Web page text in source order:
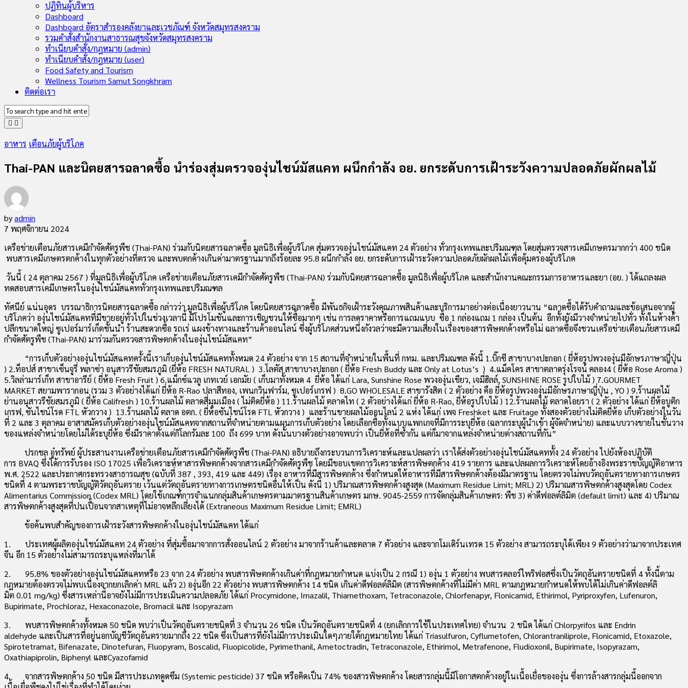
Child
Menu
ปฏิทินผู้บริหาร
Dashboard
Dashboard อัตราสำรองคลังยาและเวชภัณฑ์ จังหวัดสมุทรสงคราม
รวมคำสั่งสำนักงานสาธารณสุขจังหวัดสมุทรสงคราม
ทำเนียบคำสั่ง/กฎหมาย (admin)
ทำเนียบคำสั่ง/กฎหมาย (user)
Food Safety and Tourism
Wellness Tourism Samut Songkhram
ติดต่อเรา
อาหาร เตือนภัยผู้บริโภค
Thai-PAN และนิตยสารฉลาดซื้อ นำร่องสุ่มตรวจองุ่นไชน์มัสแคท ผนึกกำลัง อย. ยกระดับการเฝ้าระวังความปลอดภัยผักผลไม้
byadmin
7 พฤศจิกายน 2024
เครือข่ายเตือนภัยสารเคมีกำจัดศัตรูพืช (Thai-PAN) ร่วมกับนิตยสารฉลาดซื้อ มูลนิธิเพื่อผู้บริโภค สุ่มตรวจองุ่นไชน์มัสแคท 24 ตัวอย่าง ทั่วกรุงเทพและปริมณฑล โดยสุ่มตรวจสารเคมีเกษตรมากกว่า 400 ชนิด
พบสารเคมีเกษตรตกค้างในทุกตัวอย่างที่ตรวจ และพบตกค้างเกินค่ามาตรฐานมากถึงร้อยละ 95.8 ผนึกกำลัง อย. ยกระดับการเฝ้าระวังความปลอดภัยผักผลไม้เพื่อคุ้มครองผู้บริโภค
วันนี้ ( 24 ตุลาคม 2567 ) ที่มูลนิธิเพื่อผู้บริโภค เครือข่ายเตือนภัยสารเคมีกำจัดศัตรูพืช (Thai-PAN) ร่วมกับนิตยสารฉลาดซื้อ มูลนิธิเพื่อผู้บริโภค และสำนักงานคณะกรรมการอาหารและยา (อย. ) ได้แถลงผล
ทดสอบสารเคมีเกษตรในองุ่นไชน์มัสแคททั่วกรุงเทพและปริมณฑล
ทัศนีย์ แน่นอุดร บรรณาธิการนิตยสารฉลาดซื้อ กล่าวว่า มูลนิธิเพื่อผู้บริโภค โดยนิตยสารฉลาดซื้อ มีพันธกิจเฝ้าระวังคุณภาพสินค้าและบริการมาอย่างต่อเนื่องยาวนาน “ฉลาดซื้อได้รับคำถามและข้อเสนอจากผู้
บริโภคว่า องุ่นไชน์มัสแคทที่มีขายอยู่ทั่วไปในช่วงเวลานี้ มีโปรโมชันและการเชิญชวนให้ซื้อมากๆ เช่น การลดราคาหรือการแถมแบบ ซื้อ 1 กล่องแถม 1 กล่อง เป็นต้น อีกทั้งยังมีวางจำหน่ายไปทั่ว ทั้งในห้างค้า
ปลีกขนาดใหญ่ ซูเปอร์มาร์เก็ตชั้นนำ ร้านสะดวกซื้อ รถเร่ แผงข้างทางและร้านค้าออนไลน์ ซึ่งผู้บริโภคส่วนหนึ่งกังวลว่าจะมีความเสี่ยงในเรื่องของสารพิษตกค้างหรือไม่ ฉลาดซื้อจึงชวนเครือข่ายเตือนภัยสารเคมี
กำจัดศัตรูพืช (Thai-PAN) มาร่วมกันตรวจสารพิษตกค้างในองุ่นไชน์มัสแคท”
“การเก็บตัวอย่างองุ่นไชน์มัสแคทครั้งนี้เราเก็บองุ่นไชน์มัสแคททั้งหมด 24 ตัวอย่าง จาก 15 สถานที่จำหน่ายในพื้นที่ กทม. และปริมณฑล ดังนี้ 1.บิ๊กซี สาขาบางปะกอก ( ยี่ห้อรูปพวงองุ่นมีอักษรภาษาญี่ปุ่น
) 2.ท็อปส์ สาขาเซ็นจูรี่ พลาซ่า อนุสาวรีชัยสมรภูมิ (ยี่ห้อ FRESH NATURAL ) 3.โลตัส สาขาบางปะกอก ( ยี่ห้อ Fresh Buddy และ Only at Lotus’s ) 4.แม็คโคร สาขาตลาดรุ่งโรจน์ คลอง4 ( ยี่ห้อ Rose Aroma )
5.วิลล่ามาร์เก็ท สาขาอารีย์ ( ยี่ห้อ Fresh Fruit ) 6.แม็กซ์แวลู เกทเวย์ เอกมัย ( เก็บมาทั้งหมด 4 ยี่ห้อ ได้แก่ Lara, Sunshine Rose พวงองุ่นเขียว, เจมี่ฮิลล์, SUNSHINE ROSE รูปใบไม้ ) 7.GOURMET
MARKET สยามพารากอน (รวม 3 ตัวอย่างได้แก่ ยี่ห้อ R-Rao ปลาสีทอง, เพนกวินฟาร์ม, ซูเปอร์เกรฟ ) 8.GO WHOLESALE สาขารังสิต ( 2 ตัวอย่าง คือ ยี่ห้อรูปพวงองุ่นมีอักษรภาษาญี่ปุ่น , YO ) 9.ร้านผลไม้
ย่านอนุสาวรีชัยสมรภูมิ ( ยี่ห้อ Califresh ) 10.ร้านผลไม้ ตลาดสี่มุมเมือง ( ไม่ติดยี่ห้อ ) 11.ร้านผลไม้ ตลาดไท ( 2 ตัวอย่างได้แก่ ยี่ห้อ R-Rao, ยี่ห้อรูปใบไม้ ) 12.ร้านผลไม้ ตลาดไอยรา ( 2 ตัวอย่าง ได้แก่ ยี่ห้อบูติก
เกรฟ, ซันไชน์โรด FTL หัวกวาง ) 13.ร้านผลไม้ ตลาด อตก. ( ยี่ห้อซันไชน์โรด FTL หัวกวาง ) และร้านขายผลไม้ออนไลน์ 2 แห่ง ได้แก่ เพจ Freshket และ Fruitage ทั้งสองตัวอย่างไม่ติดยี่ห้อ เก็บตัวอย่างในวัน
ที่ 2 และ 3 ตุลาคม อาสาสมัครเก็บตัวอย่างองุ่นไชน์มัสแคทจากสถานที่จำหน่ายตามแผนการเก็บตัวอย่าง โดยเลือกซื้อทั้งแบบแพกเกจที่มีการระบุยี่ห้อ (ฉลากระบุผู้นำเข้า ผู้จัดจำหน่าย) และแบบวางขายในชั้นวาง
ของแหล่งจำหน่ายโดยไม่ได้ระบุยี่ห้อ ซึ่งมีราคาตั้งแต่กิโลกรัมละ 100 ถึง 699 บาท ดังนั้นบางตัวอย่างอาจพบว่า เป็นยี่ห้อที่ซ้ำกัน แต่ก็มาจากแหล่งจำหน่ายต่างสถานที่กัน”
ปรกชล อู๋ทรัพย์ ผู้ประสานงานเครือข่ายเตือนภัยสารเคมีกำจัดศัตรูพืช (Thai-PAN) อธิบายถึงกระบวนการวิเคราะห์และแปลผลว่า เราได้ส่งตัวอย่างองุ่นไชน์มัสแคททั้ง 24 ตัวอย่าง ไปยังห้องปฏิบัติ
การ BVAQ ซึ่งได้การรับรอง ISO 17025 เพื่อวิเคราะห์หาสารพิษตกค้างจากสารเคมีกำจัดศัตรูพืช โดยมีขอบเขตการวิเคราะห์สารพิษตกค้าง 419 รายการ และแปลผลการวิเคราะห์โดยอ้างอิงพระราชบัญญัติอาหาร
พ.ศ. 2522 และประกาศกระทรวงสาธารณสุข (ฉบับที่ 387 , 393, 419 และ 449) เรื่อง อาหารที่มีสารพิษตกค้าง ซึ่งกำหนดให้อาหารที่มีสารพิษตกค้างต้องมีมาตรฐาน โดยตรวจไม่พบวัตถุอันตรายทางการเกษตร
ชนิดที่ 4 ตามพระราชบัญญัติวัตถุอันตราย เว้นแต่วัตถุอันตรายทางการเกษตรชนิดอื่นให้เป็น ดังนี้ 1) ปริมาณสารพิษตกค้างสูงสุด (Maximum Residue Limit; MRL) 2) ปริมาณสารพิษตกค้างสูงสุดโดย Codex
Alimentarius Commission (Codex MRL) โดยใช้เกณฑ์การจำแนกกลุ่มสินค้าเกษตรตามมาตรฐานสินค้าเกษตร มกษ. 9045-2559 การจัดกลุ่มสินค้าเกษตร: พืช 3) ค่าดีฟอลต์ลิมิต (default limit) และ 4) ปริมาณ
สารพิษตกค้างสูงสุดที่ปนเปื้อนจากสาเหตุที่ไม่อาจหลีกเลี่ยงได้ (Extraneous Maximum Residue Limit; EMRL)
ข้อค้นพบสำคัญของการเฝ้าระวังสารพิษตกค้างในองุ่นไชน์มัสแคท ได้แก่
1. ประเทศผู้ผลิตองุ่นไชน์มัสแคท 24 ตัวอย่าง ที่สุ่มซื้อมาจากการสั่งออนไลน์ 2 ตัวอย่าง มาจากร้านค้าและตลาด 7 ตัวอย่าง และจากโมเดิร์นเทรด 15 ตัวอย่าง สามารถระบุได้เพียง 9 ตัวอย่างว่ามาจากประเทศ
จีน อีก 15 ตัวอย่างไม่สามารถระบุแหล่งที่มาได้
2. 95.8% ของตัวอย่างองุ่นไชน์มัสแคทหรือ 23 จาก 24 ตัวอย่าง พบสารพิษตกค้างเกินค่าที่กฎหมายกำหนด แบ่งเป็น 2 กรณี 1) องุ่น 1 ตัวอย่าง พบสารคลอร์ไพริฟอสซึ่งเป็นวัตถุอันตรายชนิดที่ 4 ทั้งนี้ตาม
กฎหมายต้องตรวจไม่พบเนื่องจากยกเลิกค่า MRL แล้ว 2) องุ่นอีก 22 ตัวอย่าง พบสารพิษตกค้าง 14 ชนิด เกินค่าดีฟอลต์ลิมิต (สารพิษตกค้างที่ไม่มีค่า MRL ตามกฎหมายกำหนดให้พบได้ไม่เกินค่าดีฟอลต์ลิ
มิต 0.01 mg/kg) ซึ่งสารเหล่านี้อาจยังไม่มีการประเมินความปลอดภัย ได้แก่ Procymidone, Imazalil, Thiamethoxam, Tetraconazole, Chlorfenapyr, Flonicamid, Ethirimol, Pyriproxyfen, Lufenuron,
Bupirimate, Prochloraz, Hexaconazole, Bromacil และ Isopyrazam
3. พบสารพิษตกค้างทั้งหมด 50 ชนิด พบว่าเป็นวัตถุอันตรายชนิดที่ 3 จำนวน 26 ชนิด เป็นวัตถุอันตรายชนิดที่ 4 (ยกเลิกการใช้ในประเทศไทย) จำนวน 2 ชนิด ได้แก่ Chlorpyrifos และ Endrin
aldehyde และเป็นสารที่อยู่นอกบัญชีวัตถุอันตรายมากถึง 22 ชนิด ซึ่งเป็นสารที่ยังไม่มีการประเมินใดๆภายใต้กฎหมายไทย ได้แก่ Triasulfuron, Cyflumetofen, Chlorantraniliprole, Flonicamid, Etoxazole,
Spirotetramat, Bifenazate, Dinotefuran, Fluopyram, Boscalid, Fluopicolide, Pyrimethanil, Ametoctradin, Tetraconazole, Ethirimol, Metrafenone, Fludioxonil, Bupirimate, Isopyrazam,
Oxathiapiprolin, Biphenyl และCyazofamid
4. จากสารพิษตกค้าง 50 ชนิด มีสารประเภทดูดซึม (Systemic pesticide) 37 ชนิด หรือคิดเป็น 74% ของสารพิษตกค้าง โดยสารกลุ่มนี้มีโอกาสตกค้างอยู่ในเนื้อเยื่อขององุ่น ซึ่งการล้างสารกลุ่มนี้ออกจาก